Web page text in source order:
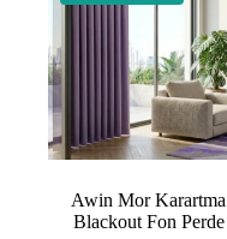
Awin Mor Karartma
Blackout Fon Perde